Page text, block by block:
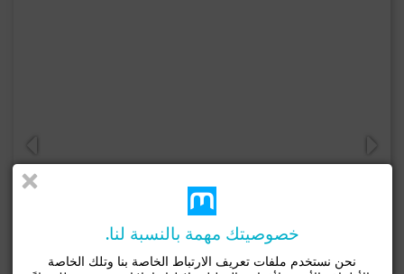
خصوصيتك مهمة بالنسبة لنا.
نحن نستخدم ملفات تعريف الارتباط الخاصة بنا وتلك الخاصة